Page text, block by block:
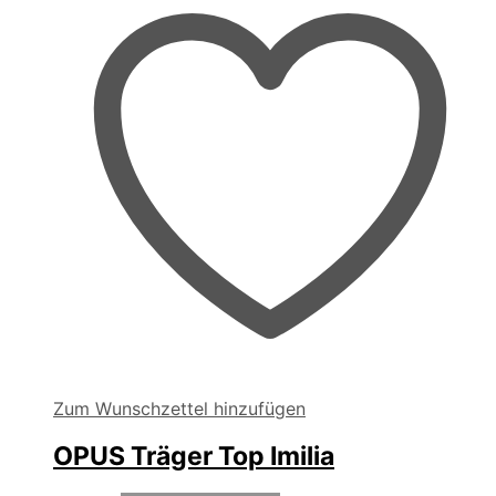
auf
der
Produktseite
gewählt
Zum Wunschzettel hinzufügen
OPUS Träger Top Imilia